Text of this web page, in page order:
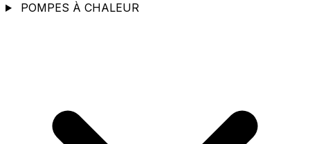
POMPES À CHALEUR